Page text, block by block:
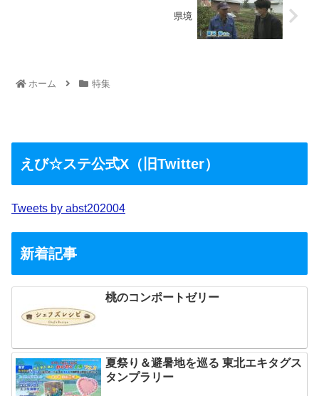
県境
ホーム 特集
えび☆ステ公式X（旧Twitter）
Tweets by abst202004
新着記事
桃のコンポートゼリー
夏祭り＆避暑地を巡る 東北エキタグス
タンプラリー